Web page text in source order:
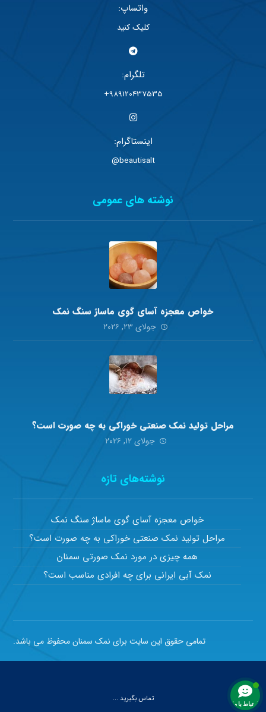
واتساپ:
کلیک کنید
تلگرام:
989120437535+
اینستاگرام:
beautisalt@
نوشته های عمومی
خواص معجزه آسای گوی ماساژ سنگ نمک
جولای ۲۳, ۲۰۲۶
مراحل تولید نمک صنعتی خوراکی به چه صورت است؟
جولای ۱۲, ۲۰۲۶
نوشته‌های تازه
خواص معجزه آسای گوی ماساژ سنگ نمک
مراحل تولید نمک صنعتی خوراکی به چه صورت است؟
همه چیزی در مورد نمک صورتی سمنان
نمک آبی ایرانی برای چه افرادی مناسب است؟
تمامی حقوق این سایت برای نمک سمنان محفوظ می باشد.
تماس بگیرید ... ارتباط با ما